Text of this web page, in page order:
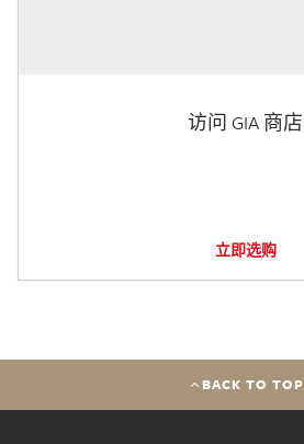
访问 GIA 商店
立即选购
BACK TO TOP